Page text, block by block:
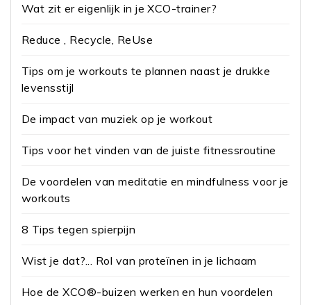
Wat zit er eigenlijk in je XCO-trainer?
Reduce , Recycle, ReUse
Tips om je workouts te plannen naast je drukke
levensstijl
De impact van muziek op je workout
Tips voor het vinden van de juiste fitnessroutine
De voordelen van meditatie en mindfulness voor je
workouts
8 Tips tegen spierpijn
Wist je dat?... Rol van proteïnen in je lichaam
Hoe de XCO®-buizen werken en hun voordelen